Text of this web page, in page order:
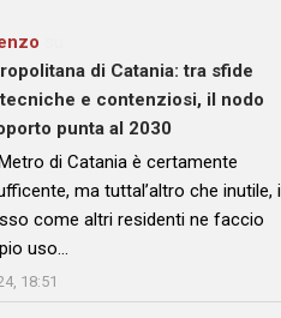
di Catania: tra sfide
e contenziosi, il nodo
punta al 2030
di Catania è certamente
ma tuttal’altro che inutile,
come altri residenti ne faccio
uso…
18:51